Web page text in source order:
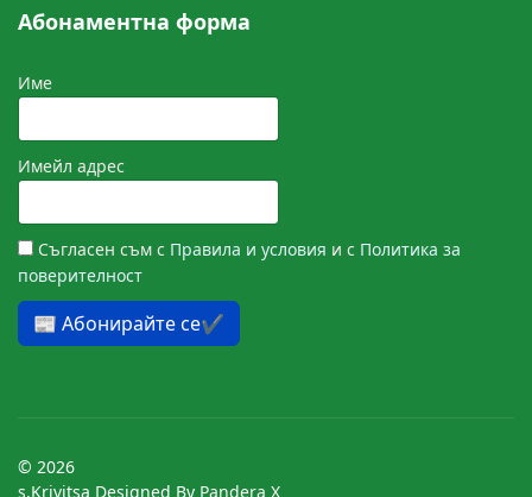
Абонаментна форма
Име
Имейл адрес
Съгласен съм с Правила и условия и с Политика за
поверителност
📰 Абонирайте се✔️
© 2026
s.Krivitsa Designed By Pandera X